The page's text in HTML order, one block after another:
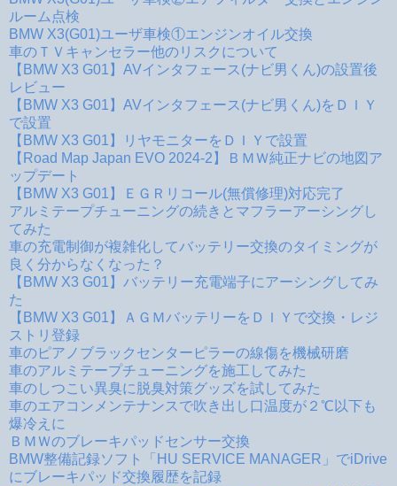
ルーム点検
BMW X3(G01)ユーザ車検①エンジンオイル交換
車のＴＶキャンセラー他のリスクについて
【BMW X3 G01】AVインタフェース(ナビ男くん)の設置後
レビュー
【BMW X3 G01】AVインタフェース(ナビ男くん)をＤＩＹ
で設置
【BMW X3 G01】リヤモニターをＤＩＹで設置
【Road Map Japan EVO 2024-2】ＢＭＷ純正ナビの地図ア
ップデート
【BMW X3 G01】ＥＧＲリコール(無償修理)対応完了
アルミテープチューニングの続きとマフラーアーシングし
てみた
車の充電制御が複雑化してバッテリー交換のタイミングが
良く分からなくなった？
【BMW X3 G01】バッテリー充電端子にアーシングしてみ
た
【BMW X3 G01】ＡＧＭバッテリーをＤＩＹで交換・レジ
ストリ登録
車のピアノブラックセンターピラーの線傷を機械研磨
車のアルミテープチューニングを施工してみた
車のしつこい異臭に脱臭対策グッズを試してみた
車のエアコンメンテナンスで吹き出し口温度が２℃以下も
爆冷えに
ＢＭＷのブレーキパッドセンサー交換
BMW整備記録ソフト「HU SERVICE MANAGER」でiDrive
にブレーキパッド交換履歴を記録